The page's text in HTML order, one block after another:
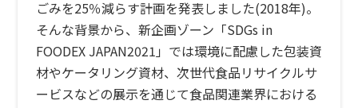
ごみを25％減らす計画を発表しました(2018年)。
そんな背景から、新企画ゾーン「SDGs in
FOODEX JAPAN2021」では環境に配慮した包装資
材やケータリング資材、次世代食品リサイクルサ
ービスなどの展示を通じて食品関連業界における